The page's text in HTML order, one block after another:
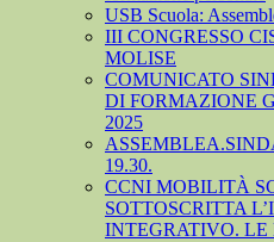
USB Scuola:
III CONGRESSO
MOLISE
COMUNICATO
DI FORMAZIONE
2025
19.30.
CCNI MOBILITÀ
SOTTOSCRITTA
INTEGRATIVO. LE